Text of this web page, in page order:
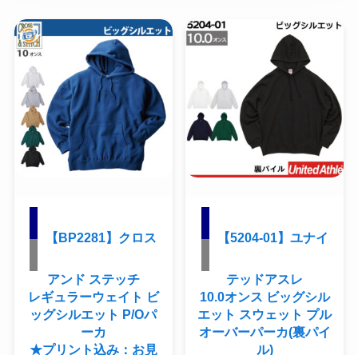
【BP2281】クロス
アンド ステッチ
レギュラーウェイト ビ
ッグシルエット P/Oパ
ーカ
★プリント込み：お見
【5204-01】ユナイ
テッドアスレ
10.0オンス ビッグシル
エット スウェット プル
オーバーパーカ(裏パイ
ル)